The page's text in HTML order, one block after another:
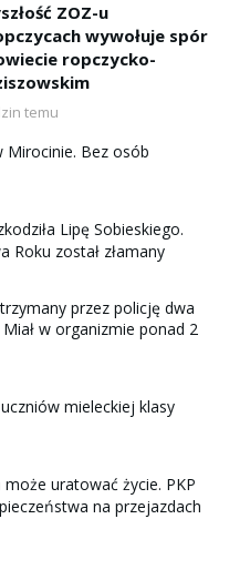
ZOZ-u
wywołuje spór
ropczycko-
temu
Mirocinie. Bez osób
Lipę Sobieskiego.
Roku został złamany
przez policję dwa
w organizmie ponad 2
mieleckiej klasy
może uratować życie. PKP
na przejazdach